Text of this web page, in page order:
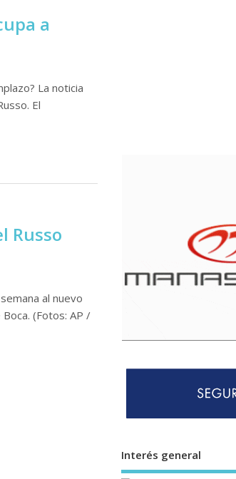
a
La noticia
El
Russo
al nuevo
(Fotos: AP /
Interés general